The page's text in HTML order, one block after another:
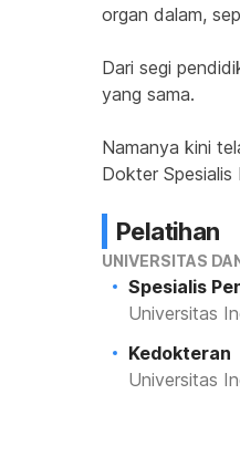
organ dalam,
Dari segi
yang sama.
Namanya kini
Dokter
Pelatihan
UNIVERSITAS
Spesialis
Universitas
Kedokteran
Universitas